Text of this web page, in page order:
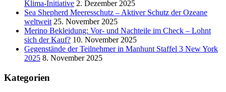
Klima-Initiative 2. Dezember 2025
Sea Shepherd Meeresschutz – Aktiver Schutz der Ozeane
weltweit 25. November 2025
Merino Bekleidung: Vor- und Nachteile im Check – Lohnt
sich der Kauf? 10. November 2025
Gegenstände der Teilnehmer in Manhunt Staffel 3 New York
2025 8. November 2025
Kategorien